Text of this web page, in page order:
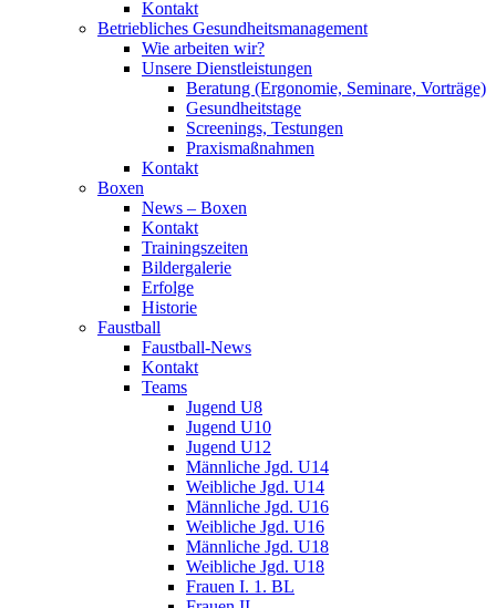
Kontakt
Betriebliches Gesundheits­management
Wie arbeiten wir?
Unsere Dienstleistungen
Beratung (Ergonomie, Seminare, Vorträge)
Gesundheitstage
Screenings, Testungen
Praxismaßnahmen
Kontakt
Boxen
News – Boxen
Kontakt
Trainingszeiten
Bildergalerie
Erfolge
Historie
Faustball
Faustball-News
Kontakt
Teams
Jugend U8
Jugend U10
Jugend U12
Männliche Jgd. U14
Weibliche Jgd. U14
Männliche Jgd. U16
Weibliche Jgd. U16
Männliche Jgd. U18
Weibliche Jgd. U18
Frauen I. 1. BL